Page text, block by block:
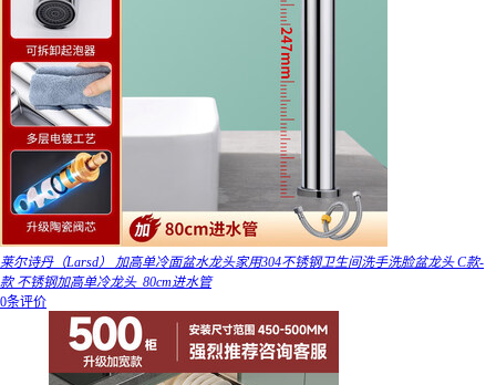
莱尔诗丹（Larsd） 加高单冷面盆水龙头家用304不锈钢卫生间洗手洗脸盆龙头 C款-
款 不锈钢加高单冷龙头_80cm进水管
0条评价